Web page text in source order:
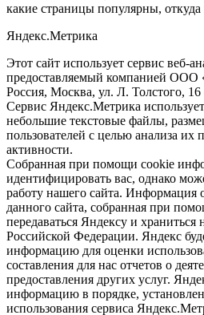
какие страницы популярны, откуда
Яндекс.Метрика
Этот сайт использует сервис веб-
предоставляемый компанией
Россия, Москва, ул. Л. Толстого,
Сервис Яндекс.Метрика
небольшие текстовые файлы,
пользователей с целью анализа их
активности.
Собранная при помощи cookie
идентифицировать вас, однако
работу нашего сайта. Информация
данного сайта, собранная при
передаваться Яндексу и
Российской Федерации. Яндекс
информацию для оценки
составления для нас отчетов о
предоставления других услуг.
информацию в порядке,
использования сервиса